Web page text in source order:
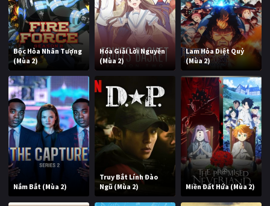
Bộc Hỏa Nhân Tượng
(Mùa 2)
Hóa Giải Lời Nguyền
(Mùa 2)
Lam Hỏa Diệt Quỷ
(Mùa 2)
Nắm Bắt (Mùa 2)
Truy Bắt Lính Đào
Ngũ (Mùa 2)
Miền Đất Hứa (Mùa 2)